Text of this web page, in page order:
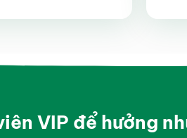
4.95
VIP để hưởng